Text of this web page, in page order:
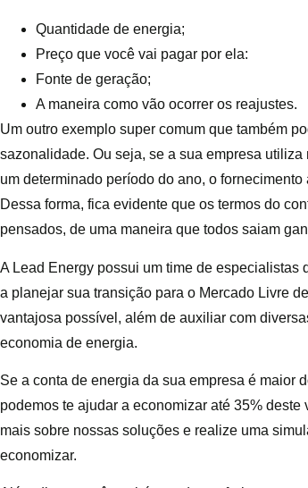
Quantidade de energia;
Preço que você vai pagar por ela:
Fonte de geração;
A maneira como vão ocorrer os reajustes.
Um outro exemplo super comum que também
sazonalidade. Ou seja, se a sua empresa
um determinado período do ano, o
Dessa forma, fica evidente que os termos do
pensados, de uma maneira que todos saiam
A Lead Energy possui um time de especialistas
a planejar sua transição para o Mercado Livre
vantajosa possível, além de auxiliar com
economia de energia.
Se a conta de energia da sua empresa é maior
podemos te ajudar a economizar até 35% deste
mais sobre nossas soluções e realize uma
economizar.